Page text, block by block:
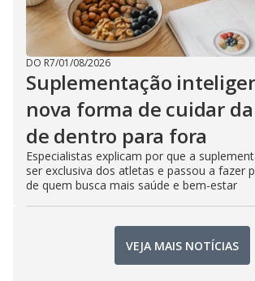
DO R7/01/08/2026
Suplementação
nova forma de cuidar
de dentro para fora
Especialistas explicam por que a
ser exclusiva dos atletas e passou a fazer
de quem busca mais saúde e bem-estar
VEJA MAIS NOTÍCIAS